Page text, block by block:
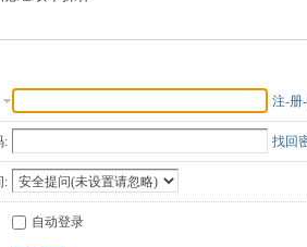
注-册
: 找回
:
自动登录